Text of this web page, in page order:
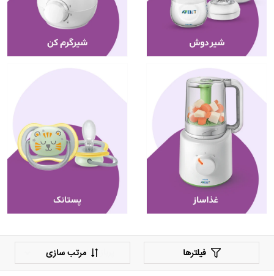
فیلترها مرتب سازی